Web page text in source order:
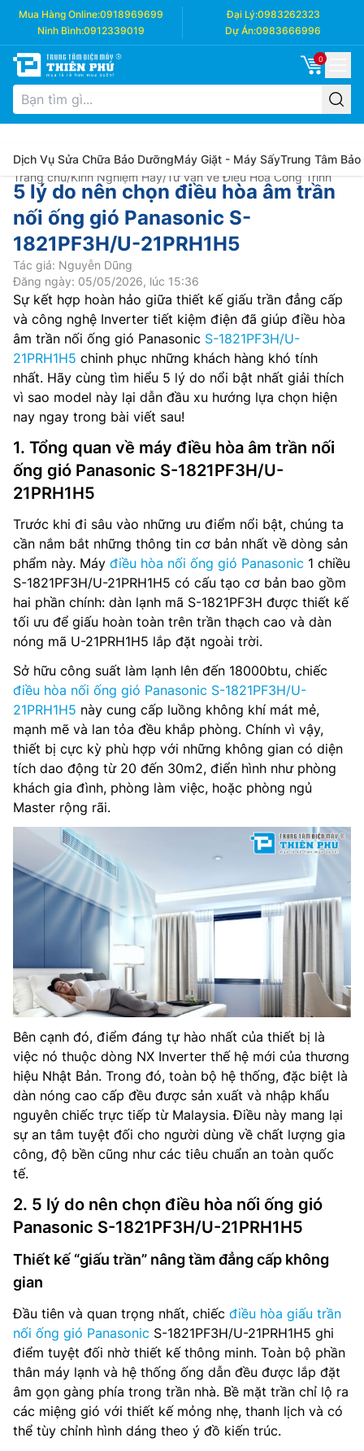
Mua Hàng Online:0918969699 Đại Lý:0983262323
Ninh Bình:0912339019 Dự Án:0983666996
0
Dịch Vụ Sửa Chữa Bảo DưỡngMáy Giặt - Máy SấyTrung Tâm Bảo
Trang chủ/Kinh Nghiệm Hay/Tư vấn về Điều Hòa Công Trình
5 lý do nên chọn điều hòa âm trần
nối ống gió Panasonic S-
1821PF3H/U-21PRH1H5
Tác giả: Nguyễn Dũng
Đăng ngày: 05/05/2026, lúc 15:36
Sự kết hợp hoàn hảo giữa thiết kế giấu trần đẳng cấp
và công nghệ Inverter tiết kiệm điện đã giúp điều hòa
âm trần nối ống gió Panasonic S-1821PF3H/U-
21PRH1H5 chinh phục những khách hàng khó tính
nhất. Hãy cùng tìm hiểu 5 lý do nổi bật nhất giải thích
vì sao model này lại dẫn đầu xu hướng lựa chọn hiện
nay ngay trong bài viết sau!
1. Tổng quan về máy điều hòa âm trần nối
ống gió Panasonic S-1821PF3H/U-
21PRH1H5
Trước khi đi sâu vào những ưu điểm nổi bật, chúng ta
cần nắm bắt những thông tin cơ bản nhất về dòng sản
phẩm này. Máy điều hòa nối ống gió Panasonic 1 chiều
S-1821PF3H/U-21PRH1H5 có cấu tạo cơ bản bao gồm
hai phần chính: dàn lạnh mã S-1821PF3H được thiết kế
tối ưu để giấu hoàn toàn trên trần thạch cao và dàn
nóng mã U-21PRH1H5 lắp đặt ngoài trời.
Sở hữu công suất làm lạnh lên đến 18000btu, chiếc
điều hòa nối ống gió Panasonic S-1821PF3H/U-
21PRH1H5 này cung cấp luồng không khí mát mẻ,
mạnh mẽ và lan tỏa đều khắp phòng. Chính vì vậy,
thiết bị cực kỳ phù hợp với những không gian có diện
tích dao động từ 20 đến 30m2, điển hình như phòng
khách gia đình, phòng làm việc, hoặc phòng ngủ
Master rộng rãi.
Bên cạnh đó, điểm đáng tự hào nhất của thiết bị là
việc nó thuộc dòng NX Inverter thế hệ mới của thương
hiệu Nhật Bản. Trong đó, toàn bộ hệ thống, đặc biệt là
dàn nóng cao cấp đều được sản xuất và nhập khẩu
nguyên chiếc trực tiếp từ Malaysia. Điều này mang lại
sự an tâm tuyệt đối cho người dùng về chất lượng gia
công, độ bền cũng như các tiêu chuẩn an toàn quốc
tế.
2. 5 lý do nên chọn điều hòa nối ống gió
Panasonic S-1821PF3H/U-21PRH1H5
Thiết kế “giấu trần” nâng tầm đẳng cấp không
gian
Đầu tiên và quan trọng nhất, chiếc điều hòa giấu trần
nối ống gió Panasonic S-1821PF3H/U-21PRH1H5 ghi
điểm tuyệt đối nhờ thiết kế thông minh. Toàn bộ phần
thân máy lạnh và hệ thống ống dẫn đều được lắp đặt
âm gọn gàng phía trong trần nhà. Bề mặt trần chỉ lộ ra
các miệng gió với thiết kế mỏng nhẹ, thanh lịch và có
thể tùy chỉnh hình dáng theo ý đồ kiến trúc.